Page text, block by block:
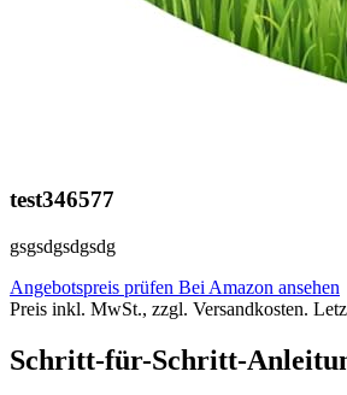
test346577
gsgsdgsdgsdg
Angebotspreis prüfen Bei Amazon ansehen
Preis inkl. MwSt., zzgl. Versandkosten.
Schritt-für-Schritt-